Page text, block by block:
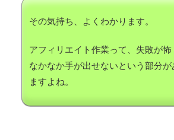
その気持ち、よくわかります。
アフィリエイト作業って、失敗が怖
なかなか手が出せないという部分が
ますよね。